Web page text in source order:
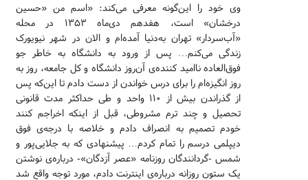
وی خود را این‌گونه معرفی می‌کند: «اسم من «حسین
درخشان» است، هفدهم دی‌ماه ۱۳۵۳ در محله
«آب‌سردار» تهران به‌دنیا آمده‌ام و الان در شهر نیویورک
زندگی می‌کنم… پس از ورود به دانشگاه به خاطر جو
فوق‌العاده ناامید کننده‌ی آن‌روز دانشگاه و کل جامعه، روز به
روز انگیزه‌ام را برای درس خواندن از دست دادم تا این‌که پس
از گذراندن بیش از ۱۱۰ واحد و طی حداکثر مدت قانونی
تحصیل و چند ترم مشروطی، قبل از اینکه اخراجم کنند
خودم تصمیم به انصراف دادم و خلاصه با درجه‌ی فوق
دیپلمی درسم را تمام کردم… پیشنهادی که به جلایی‌پور و
شمس -گردانندگان روزنامه «عصر آزدگان»- درباره‌ی نوشتن
یک ستون روزانه درباره‌ی اینترنت دادم، مورد توجه واقع شد